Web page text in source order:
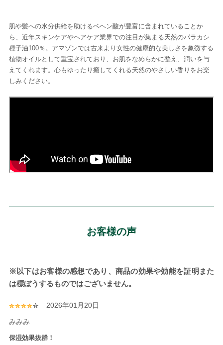
肌や髪への水分供給を助けるベヘン酸が豊富に含まれていることか
ら、近年スキンケアやヘアケア業界での注目が集まる天然のパラカシ
種子油100％。アマゾンでは古来より女性の健康的な美しさを象徴する
植物オイルとして重宝されており、お肌をなめらかに整え、潤いを与
えてくれます。心もゆったり癒してくれる天然のやさしい香りをお楽
しみください。
お客様の声
※以下はお客様の感想であり、商品の効果や効能を証明また
は標ぼうするものではございません。
2026年01月20日
みみみ
保湿効果抜群！